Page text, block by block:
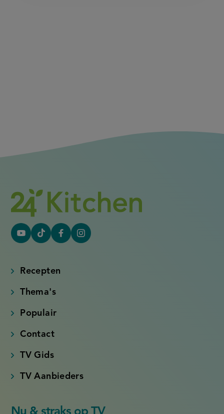
YouTube
link)
Tiktok
link)
FacebookInstagram
Recepten
Thema's
Populair
Contact
TV Gids
TV Aanbieders